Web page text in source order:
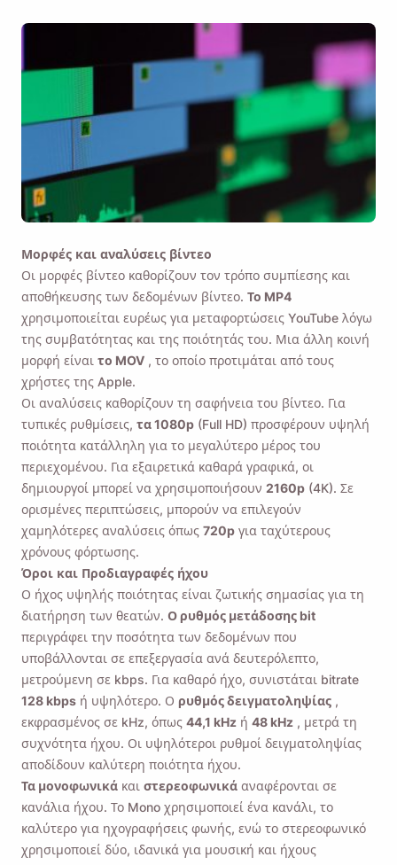
Μορφές και αναλύσεις βίντεο
Οι μορφές βίντεο καθορίζουν τον τρόπο συμπίεσης και
αποθήκευσης των δεδομένων βίντεο. Το MP4
χρησιμοποιείται ευρέως για μεταφορτώσεις YouTube λόγω
της συμβατότητας και της ποιότητάς του. Μια άλλη κοινή
μορφή είναι το MOV , το οποίο προτιμάται από τους
χρήστες της Apple.
Οι αναλύσεις καθορίζουν τη σαφήνεια του βίντεο. Για
τυπικές ρυθμίσεις, τα 1080p (Full HD) προσφέρουν υψηλή
ποιότητα κατάλληλη για το μεγαλύτερο μέρος του
περιεχομένου. Για εξαιρετικά καθαρά γραφικά, οι
δημιουργοί μπορεί να χρησιμοποιήσουν 2160p (4K). Σε
ορισμένες περιπτώσεις, μπορούν να επιλεγούν
χαμηλότερες αναλύσεις όπως 720p για ταχύτερους
χρόνους φόρτωσης.
Όροι και Προδιαγραφές ήχου
Ο ήχος υψηλής ποιότητας είναι ζωτικής σημασίας για τη
διατήρηση των θεατών. Ο ρυθμός μετάδοσης bit
περιγράφει την ποσότητα των δεδομένων που
υποβάλλονται σε επεξεργασία ανά δευτερόλεπτο,
μετρούμενη σε kbps. Για καθαρό ήχο, συνιστάται bitrate
128 kbps ή υψηλότερο. Ο ρυθμός δειγματοληψίας ,
εκφρασμένος σε kHz, όπως 44,1 kHz ή 48 kHz , μετρά τη
συχνότητα ήχου. Οι υψηλότεροι ρυθμοί δειγματοληψίας
αποδίδουν καλύτερη ποιότητα ήχου.
Τα μονοφωνικά και στερεοφωνικά αναφέρονται σε
κανάλια ήχου. Το Mono χρησιμοποιεί ένα κανάλι, το
καλύτερο για ηχογραφήσεις φωνής, ενώ το στερεοφωνικό
χρησιμοποιεί δύο, ιδανικά για μουσική και ήχους